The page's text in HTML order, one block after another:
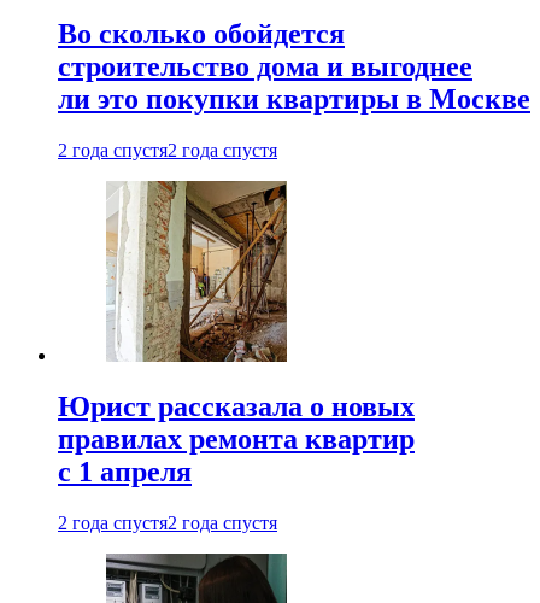
Во сколько обойдется
строительство дома и выгоднее
ли это покупки квартиры в Москве
2 года спустя2 года спустя
Юрист рассказала о новых
правилах ремонта квартир
с 1 апреля
2 года спустя2 года спустя